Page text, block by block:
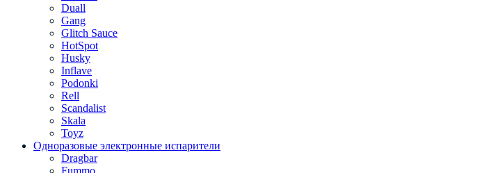
Duall
Gang
Glitch Sauce
HotSpot
Husky
Inflave
Podonki
Rell
Scandalist
Skala
Toyz
Одноразовые электронные испарители
Dragbar
Fummo